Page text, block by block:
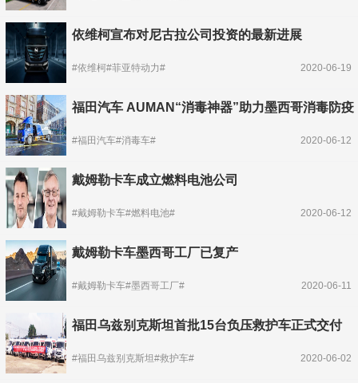
依维柯宣布对尼古拉公司投资的最新进展
#依维柯#菲亚特动力# 2020-06-19
福田汽车 AUMAN“消毒神器”助力墨西哥消毒防疫
#福田汽车#消毒车# 2020-06-12
戴姆勒卡车成立燃料电池公司
#戴姆勒卡车#燃料电池# 2020-06-12
戴姆勒卡车墨西哥工厂已复产
#戴姆勒卡车#墨西哥工厂# 2020-06-11
福田乌兹别克斯坦首批15台负压救护车正式交付
#福田乌兹别克斯坦#救护车# 2020-06-02